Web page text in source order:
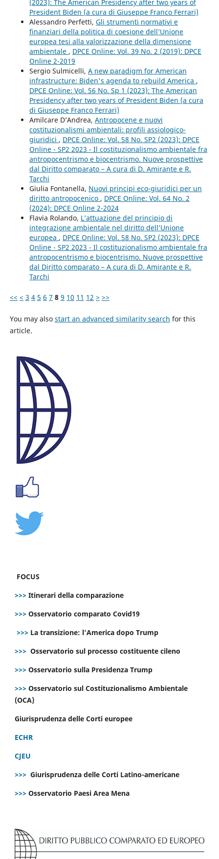
(2023): The American Presidency after two years of
President Biden (a cura di Giuseppe Franco Ferrari)
Alessandro Perfetti, Gli strumenti normativi e
finanziari della politica di coesione dell’Unione
europea tesi alla valorizzazione della dimensione
ambientale , DPCE Online: Vol. 39 No. 2 (2019): DPCE
Online 2-2019
Sergio Sulmicelli, A new paradigm for American
infrastructure: Biden's agenda to rebuild America ,
DPCE Online: Vol. 56 No. Sp 1 (2023): The American
Presidency after two years of President Biden (a cura
di Giuseppe Franco Ferrari)
Amilcare D’Andrea, Antropocene e nuovi
costituzionalismi ambientali: profili assiologico-
giuridici , DPCE Online: Vol. 58 No. SP2 (2023): DPCE
Online - SP2 2023 - Il costituzionalismo ambientale fra
antropocentrismo e biocentrismo. Nuove prospettive
dal Diritto comparato – A cura di D. Amirante e R.
Tarchi
Giulia Fontanella, Nuovi principi eco-giuridici per un
diritto antropocenico , DPCE Online: Vol. 64 No. 2
(2024): DPCE Online 2-2024
Flavia Rolando, L’attuazione del principio di
integrazione ambientale nel diritto dell’Unione
europea , DPCE Online: Vol. 58 No. SP2 (2023): DPCE
Online - SP2 2023 - Il costituzionalismo ambientale fra
antropocentrismo e biocentrismo. Nuove prospettive
dal Diritto comparato – A cura di D. Amirante e R.
Tarchi
<< < 3 4 5 6 7 8 9 10 11 12 > >>
You may also start an advanced similarity search for this
article.
FOCUS
>>> Itinerari della comparazione
>>> Osservatorio comparato Covid19
>>> La transizione: l’America dopo Trump
>>> Osservatorio sul processo costituente cileno
>>> Osservatorio sulla Presidenza Trump
>>> Osservatorio sul Costituzionalismo Ambientale
(OCA)
Giurisprudenza delle Corti europee
ECHR
CJEU
>>> Giurisprudenza delle Corti Latino-americane
>>> Osservatorio Paesi Area Mena